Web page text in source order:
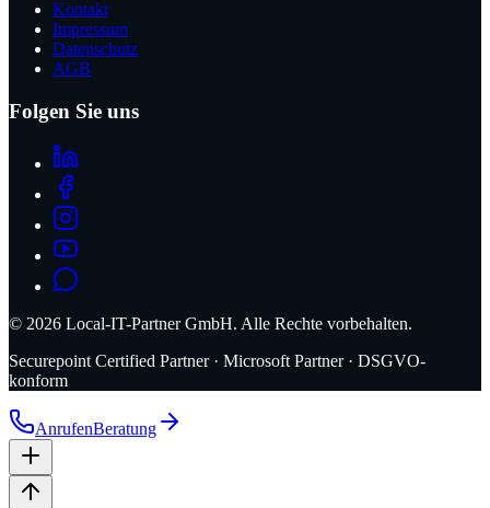
Kontakt
Impressum
Datenschutz
AGB
Folgen Sie uns
© 2026 Local-IT-Partner GmbH. Alle Rechte vorbehalten.
Securepoint Certified Partner · Microsoft Partner · DSGVO-
konform
AnrufenBeratung